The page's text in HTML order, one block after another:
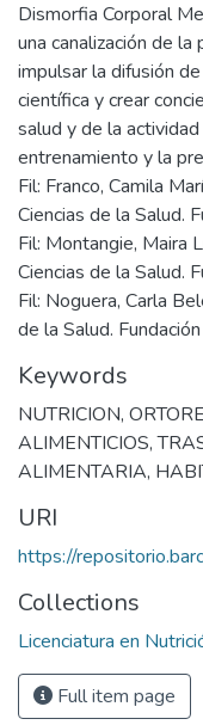
Dismorfia Corporal
una canalización de
impulsar la difusión
científica y crear
salud y de la
entrenamiento y la
Fil: Franco, Camila
Ciencias de la Salud.
Fil: Montangie, Maira
Ciencias de la Salud.
Fil: Noguera, Carla
de la Salud.
Keywords
NUTRICION,
ALIMENTICIOS,
ALIMENTARIA,
URI
https://
Collections
Licenciatura en
Full item page